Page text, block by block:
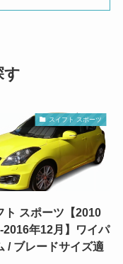
す
スイフト スポーツ
ト スポーツ【2010
2016年12月】ワイパ
/ ブレードサイズ適